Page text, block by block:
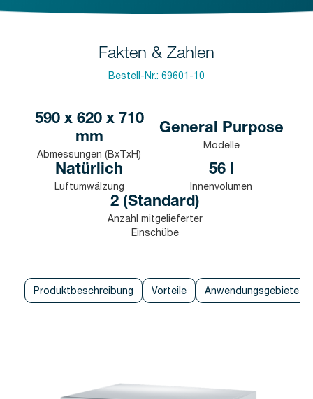
Fakten & Zahlen
Bestell-Nr.: 69601-10
590 x 620 x 710
mm
Abmessungen (BxTxH)
General Purpose
Modelle
Natürlich
Luftumwälzung
56 l
Innenvolumen
2 (Standard)
Anzahl mitgelieferter
Einschübe
Produktbeschreibung Vorteile Anwendungsgebiete